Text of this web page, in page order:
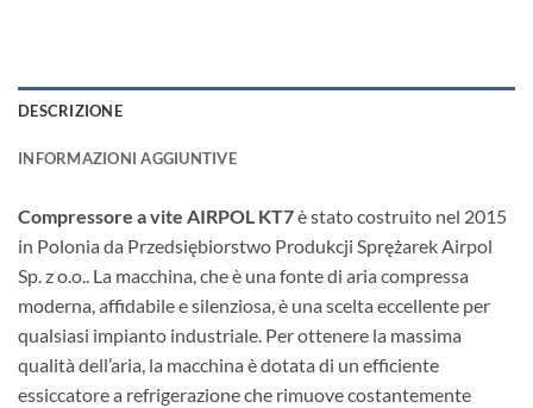
DESCRIZIONE
INFORMAZIONI AGGIUNTIVE
Compressore a vite AIRPOL KT7è stato costruito nel 2015
in Polonia da Przedsiębiorstwo Produkcji Sprężarek Airpol
Sp. z o.o.. La macchina, che è una fonte di aria compressa
moderna, affidabile e silenziosa, è una scelta eccellente per
qualsiasi impianto industriale. Per ottenere la massima
qualità dell’aria, la macchina è dotata di un efficiente
essiccatore a refrigerazione che rimuove costantemente